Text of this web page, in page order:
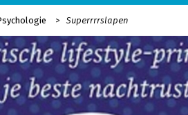
Superrrrslapen